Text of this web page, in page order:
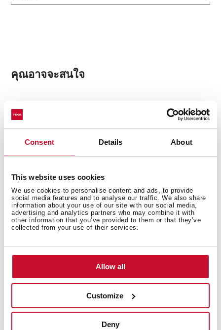
Consent Details About
This website uses cookies
We use cookies to personalise content and ads, to provide
social media features and to analyse our traffic. We also share
information about your use of our site with our social media,
advertising and analytics partners who may combine it with
other information that you’ve provided to them or that they’ve
collected from your use of their services.
Allow all
Customize
Deny
คุณอาจจะสนใจ
รายละเอียงเชิงเทคนิค
ภาพขนาดท่งเทคนิค
สินค้าที่เกี่ยวข้อง